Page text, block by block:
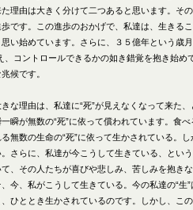
理由は大きく分けて二つあると思います。そ
です。この進歩のおかげで、私達は、生きる
い始めています。さらに、３５億年という歳
、コントロールできるかの如き錯覚を抱き始め
候です。
な理由は、私達に“死”が見えなくなって来た
瞬が無数の“死”に依って償われています。食
無数の生命の“死”に依って生かされている。
さらに、私達が今こうして生きている、とい
、その人たちが喜びや悲しみ、苦しみを抱き
今、私がこうして生きている。今の私達の“生”
ひととき生かされているのです。しかし、こ